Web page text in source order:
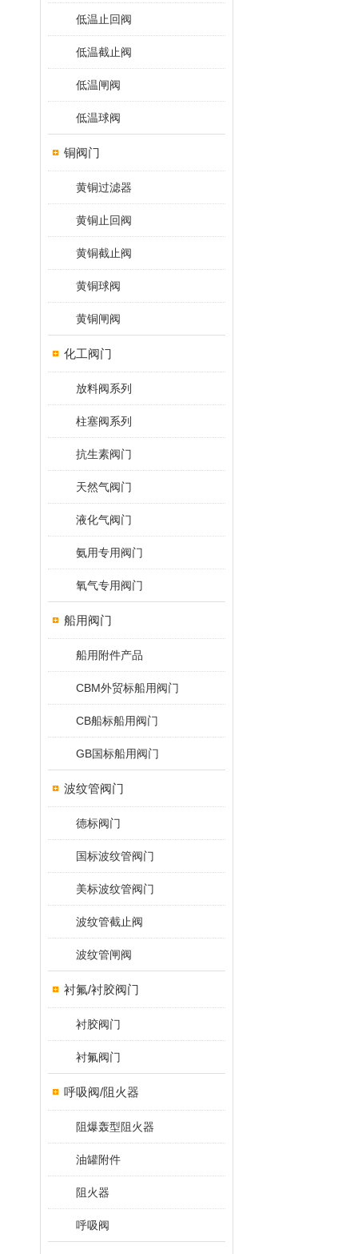
低温止回阀
低温截止阀
低温闸阀
低温球阀
铜阀门
黄铜过滤器
黄铜止回阀
黄铜截止阀
黄铜球阀
黄铜闸阀
化工阀门
放料阀系列
柱塞阀系列
抗生素阀门
天然气阀门
液化气阀门
氨用专用阀门
氧气专用阀门
船用阀门
船用附件产品
CBM外贸标船用阀门
CB船标船用阀门
GB国标船用阀门
波纹管阀门
德标阀门
国标波纹管阀门
美标波纹管阀门
波纹管截止阀
波纹管闸阀
衬氟/衬胶阀门
衬胶阀门
衬氟阀门
呼吸阀/阻火器
阻爆轰型阻火器
油罐附件
阻火器
呼吸阀